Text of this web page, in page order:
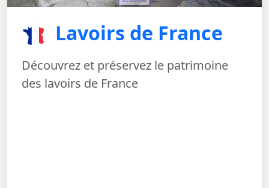
Lavoirs de France
Découvrez et préservez le patrimoine
des lavoirs de France